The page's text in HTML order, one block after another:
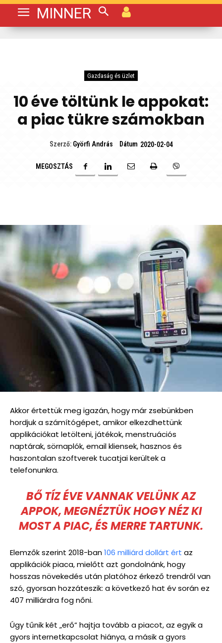
MINNER
Gazdaság és üzlet
10 éve töltünk le appokat:
a piac tükre számokban
Szerző: Györfi András Dátum 2020-02-04
MEGOSZTÁS
Akkor értettük meg igazán, hogy már zsebünkben
hordjuk a számítógépet, amikor elkezdhettünk
applikációkat letölteni, játékok, menstruációs
naptárak, sörnaplók, email kliensek, hasznos és
haszontalan szoftverek tucatjai kerültek a
telefonunkra.
BŐ TÍZ ÉVE VANNAK VELÜNK AZ
APPOK, MEGNÉZTÜK HOGY NÉZ KI
MOST A PIAC, ÉS MERRE TARTUNK.
Elemzők szerint 2018-ban106 milliárd dollárt ért az
applikációk piaca, mielőtt azt gondolnánk, hogy
hosszas növekedés után platóhoz érkező trendről van
szó, gyorsan hozzáteszik: a következő hat év során ez
407 milliárdra fog nőni.
Úgy tűnik két „erő” hajtja tovább a piacot, az egyik a
gyors internetkapcsolat hiánya, a másik a gyors